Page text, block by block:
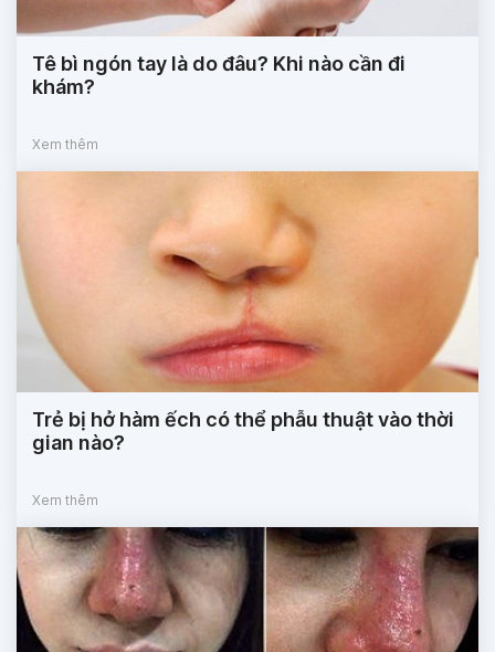
Tê bì ngón tay là do đâu? Khi nào cần đi
khám?
Xem thêm
Trẻ bị hở hàm ếch có thể phẫu thuật vào thời
gian nào?
Xem thêm